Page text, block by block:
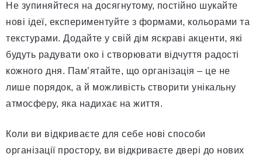
Не зупиняйтеся на досягнутому, постійно шукайте
нові ідеї, експериментуйте з формами, кольорами та
текстурами. Додайте у свій дім яскраві акценти, які
будуть радувати око і створювати відчуття радості
кожного дня. Пам’ятайте, що організація – це не
лише порядок, а й можливість створити унікальну
атмосферу, яка надихає на життя.
Коли ви відкриваєте для себе нові способи
організації простору, ви відкриваєте двері до нових